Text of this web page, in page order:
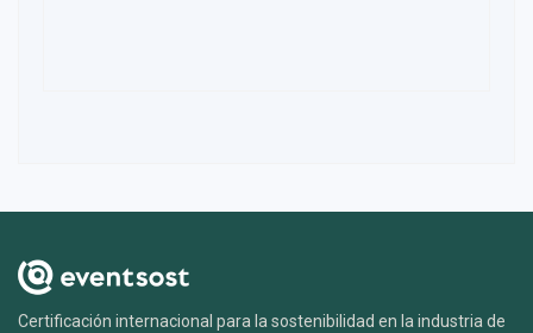
Certificación internacional para la sostenibilidad en la industria de